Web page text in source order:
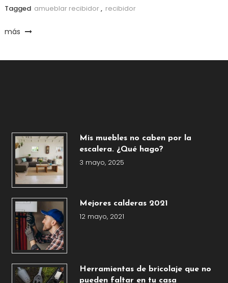
Tagged amueblar recibidor, recibidor
más
Mis muebles no caben por la
escalera. ¿Qué hago?
3 mayo, 2025
Mejores calderas 2021
12 mayo, 2021
Herramientas de bricolaje que no
pueden faltar en tu casa